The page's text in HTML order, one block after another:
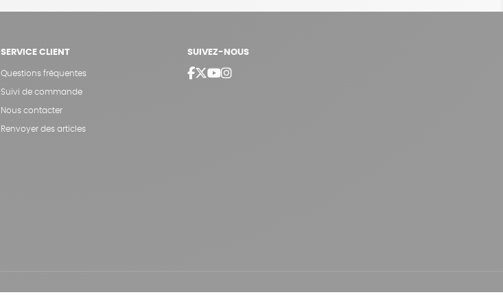
SERVICE CLIENT
Questions fréquentes
Suivi de commande
Nous contacter
Renvoyer des articles
SUIVEZ-NOUS